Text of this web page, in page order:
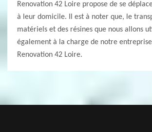
Renovation 42 Loire propose de se
à leur domicile. Il est à noter que, le
matériels et des résines que nous allons
également à la charge de notre
Renovation 42 Loire.